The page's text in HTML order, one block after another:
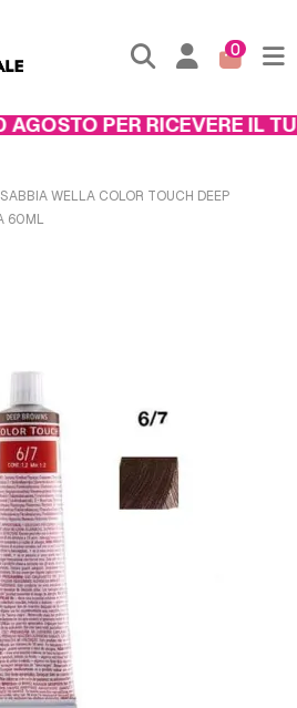
0
PER RICEVERE IL
WELLA COLOR TOUCH DEEP
60ML